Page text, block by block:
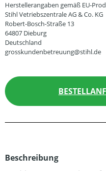
Herstellerangaben gemäß EU-
Stihl Vetriebszentrale AG & Co. KG
Robert-Bosch-Straße 13
64807 Dieburg
Deutschland
grosskundenbetreuung@stihl.de
Beschreibung